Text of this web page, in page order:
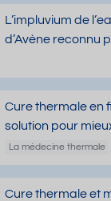
L’impluvium de
d’Avène reconnu
Cure thermale en
solution pour
La médecine thermale
Cure thermale et